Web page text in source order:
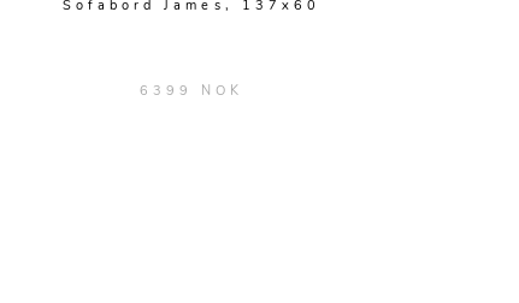
Sofabord James, 137x60
6399 NOK